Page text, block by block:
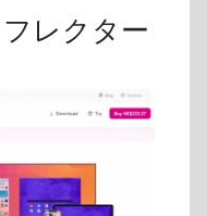
レクター